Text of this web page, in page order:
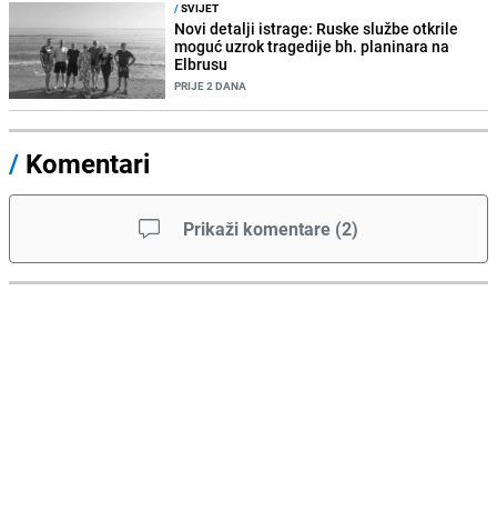
/SVIJET
Novi detalji istrage: Ruske službe otkrile
moguć uzrok tragedije bh. planinara na
Elbrusu
PRIJE 2 DANA
/ Komentari
Prikaži komentare (2)